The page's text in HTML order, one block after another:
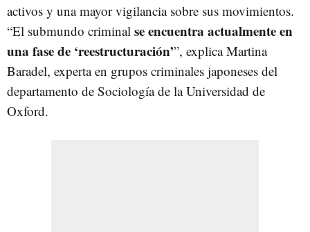
activos y una mayor vigilancia sobre sus movimientos.
“El submundo criminal se encuentra actualmente en
una fase de ‘reestructuración’”, explica Martina
Baradel, experta en grupos criminales japoneses del
departamento de Sociología de la Universidad de
Oxford.